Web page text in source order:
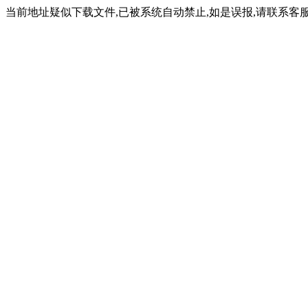
当前地址疑似下载文件,已被系统自动禁止,如是误报,请联系客